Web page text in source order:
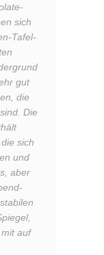
sich
Tafel-
gut
die
Die
sich
und
aber
auf